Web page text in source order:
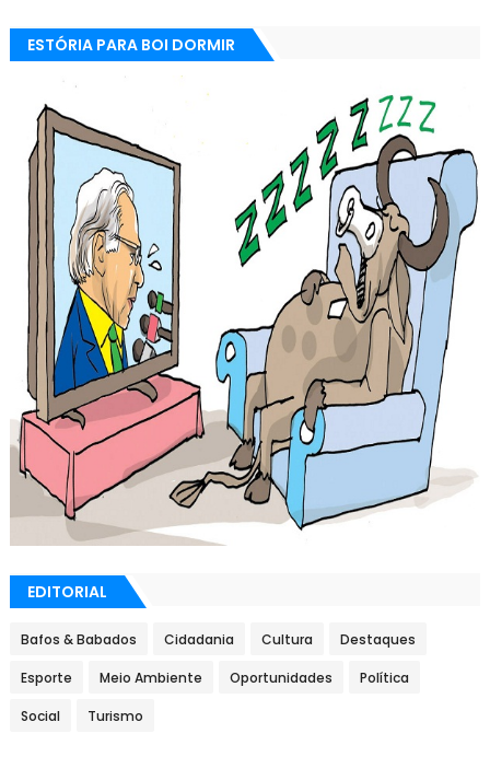
ESTÓRIA PARA BOI DORMIR
EDITORIAL
Bafos & Babados Cidadania Cultura Destaques
Esporte Meio Ambiente Oportunidades Política
Social Turismo